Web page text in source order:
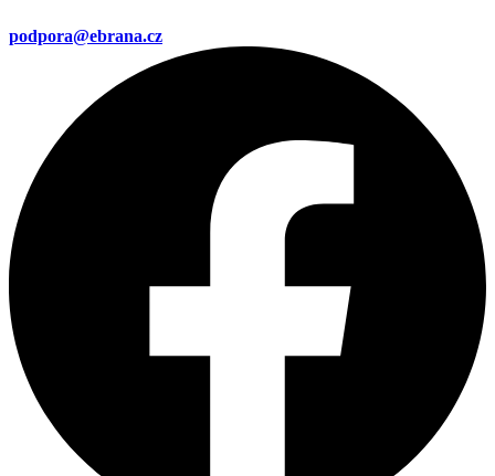
podpora@ebrana.cz